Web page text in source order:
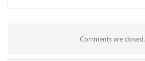
Comments are closed.